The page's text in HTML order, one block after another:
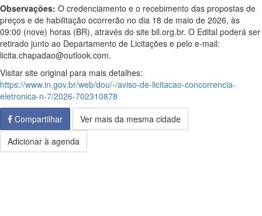
Observações: O credenciamento e o recebimento das propostas de
preços e de habilitação ocorrerão no dia 18 de maio de 2026, às
09:00 (nove) horas (BR), através do site bll.org.br. O Edital poderá ser
retirado junto ao Departamento de Licitações e pelo e-mail:
licita.chapadao@outlook.com.
Visitar site original para mais detalhes:
https://www.in.gov.br/web/dou/-/aviso-de-licitacao-concorrencia-
eletronica-n-7/2026-702310878
Compartilhar
Ver mais da mesma cidade
Adicionar à agenda